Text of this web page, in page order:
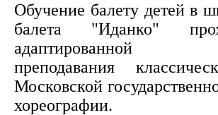
Обучение балету детей в
балета "Иданко"
адаптированной
преподавания
Московской
хореографии.